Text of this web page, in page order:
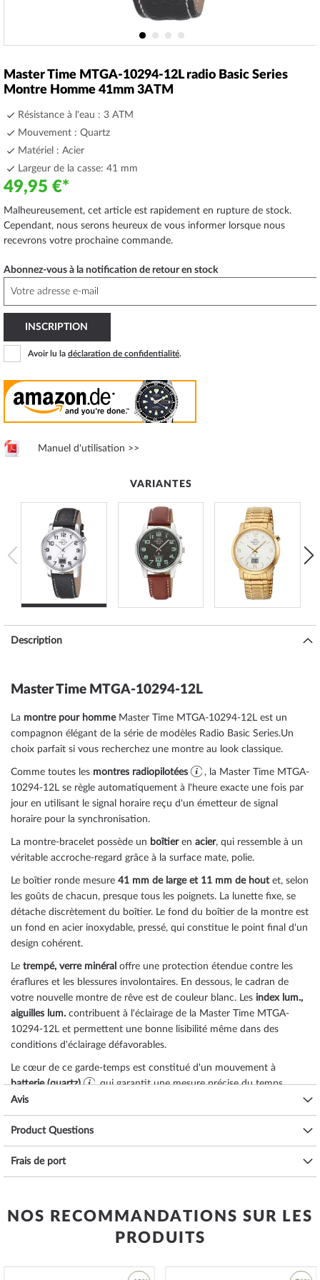
the
beginning
images
gallery
Master Time MTGA-10294-12L radio Basic Series
Montre Homme 41mm 3ATM
Résistance à l'eau : 3 ATM
Mouvement : Quartz
Matériel : Acier
Largeur de la casse: 41 mm
49,95 €
Malheureusement, cet article est rapidement en rupture de stock.
Cependant, nous serons heureux de vous informer lorsque nous
recevrons votre prochaine commande.
Abonnez-vous à la notification de retour en stock
INSCRIPTION
Avoir lu la déclaration de confidentialité.
Manuel d'utilisation >>
VARIANTES
Description
Master Time MTGA-10294-12L
La montre pour hommeMaster Time MTGA-10294-12L est un
compagnon élégant de la série de modèles Radio Basic Series.Un
choix parfait si vous recherchez une montre au look classique.
Comme toutes les montres radiopilotées
, la Master Time MTGA-
10294-12L se règle automatiquement à l'heure exacte une fois par
jour en utilisant le signal horaire reçu d'un émetteur de signal
horaire pour la synchronisation.
La montre-bracelet possède un boîtieren acier, qui ressemble à un
véritable accroche-regard grâce à la surface mate, polie.
Le boîtier ronde mesure 41 mm de large et 11 mm de houtet, selon
les goûts de chacun, presque tous les poignets. La lunette fixe, se
détache discrètement du boîtier. Le fond du boîtier de la montre est
un fond en acier inoxydable, pressé, qui constitue le point final d'un
design cohérent.
Le trempé, verre minéral offre une protection étendue contre les
éraflures et les blessures involontaires. En dessous, le cadran de
votre nouvelle montre de rêve est de couleur blanc. Les index lum.,
aiguilles lum. contribuent à l'éclairage de la Master Time MTGA-
10294-12L et permettent une bonne lisibilité même dans des
conditions d'éclairage défavorables.
Le cœur de ce garde-temps est constitué d'un mouvement à
batterie (quartz)
qui garantit une mesure précise du temps,
comme c'est habituellement le cas pour les montres Master Time,
et qui offre les fonctions suivantes :date, calendrier perpétuel,
horloge radiocommandée, minute, second, heure
aptitude à l'utilisation quotidienne, comme vous pouvez le
acceptables.
5 ATM : prendre une douche et prendre un bain est possible avec
10 ATM : la montre peut gérer une visite à la piscine, mais pas la
Avis
Product Questions
Frais de port
NOS RECOMMANDATIONS SUR LES
PRODUITS